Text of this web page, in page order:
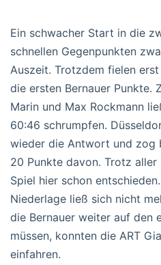
Ein schwacher Start in die
schnellen Gegenpunkten
Auszeit. Trotzdem fielen
die ersten Bernauer Punkte.
Marin und Max Rockmann
60:46 schrumpfen.
wieder die Antwort und zog
20 Punkte davon. Trotz aller
Spiel hier schon
Niederlage ließ sich nicht
die Bernauer weiter auf den
müssen, konnten die ART
einfahren.